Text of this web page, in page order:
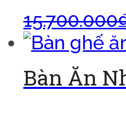
15.700.000
Bàn Ăn